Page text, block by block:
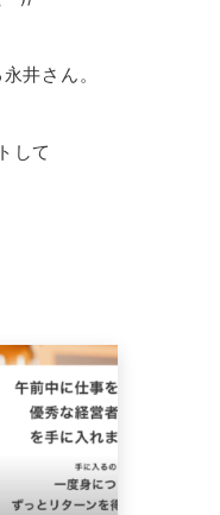
井さん。
して